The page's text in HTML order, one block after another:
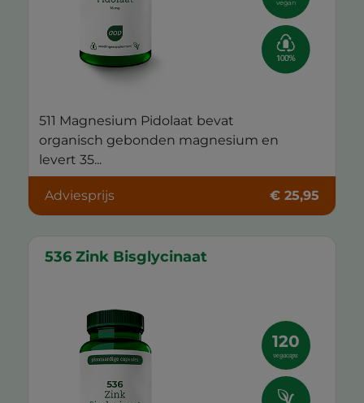
vegan
511 Magnesium Pidolaat bevat
organisch gebonden magnesium en
levert 35...
Adviesprijs € 25,95
536 Zink Bisglycinaat
120
vegacaps